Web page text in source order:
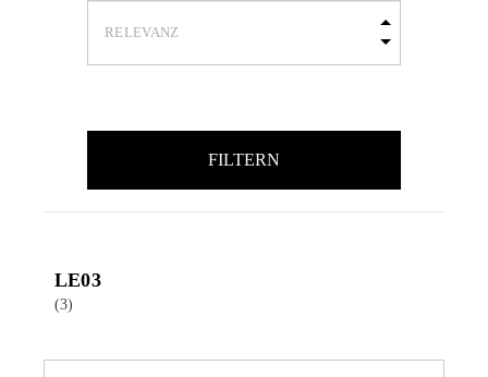
FILTERN
LE03
(3)